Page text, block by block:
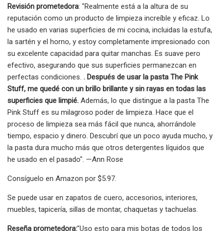
Revisión prometedora: "Realmente está a la altura de su
reputación como un producto de limpieza increíble y eficaz. Lo
he usado en varias superficies de mi cocina, incluidas la estufa,
la sartén y el horno, y estoy completamente impresionado con
su excelente capacidad para quitar manchas. Es suave pero
efectivo, asegurando que sus superficies permanezcan en
perfectas condiciones. . Después de usar la pasta The Pink
Stuff, me quedé con un brillo brillante y sin rayas en todas las
superficies que limpié. Además, lo que distingue a la pasta The
Pink Stuff es su milagroso poder de limpieza. Hace que el
proceso de limpieza sea más fácil que nunca, ahorrándole
tiempo, espacio y dinero. Descubrí que un poco ayuda mucho, y
la pasta dura mucho más que otros detergentes líquidos que
he usado en el pasado". —Ann Rose
Consíguelo en Amazon por $5.97.
Se puede usar en zapatos de cuero, accesorios, interiores,
muebles, tapicería, sillas de montar, chaquetas y tachuelas.
Reseña prometedora:"Uso esto para mis botas de todos los